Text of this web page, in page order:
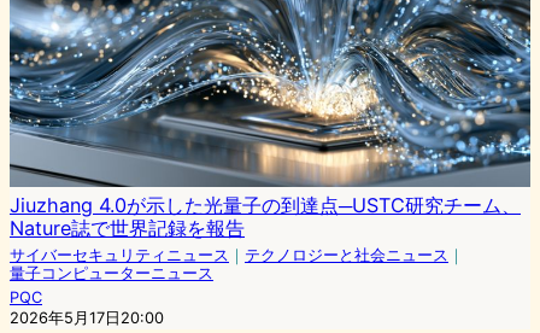
Jiuzhang 4.0が示した光量子の到達点─USTC研究チーム、
Nature誌で世界記録を報告
サイバーセキュリティニュース ｜ テクノロジーと社会ニュース ｜
量子コンピューターニュース
PQC
2026年5月17日20:00